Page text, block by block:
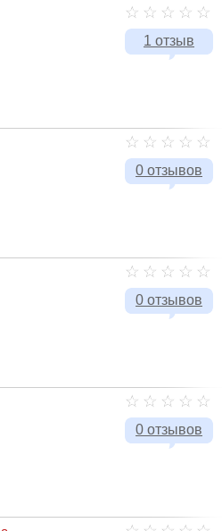
1 отзыв
0 отзывов
0 отзывов
0 отзывов